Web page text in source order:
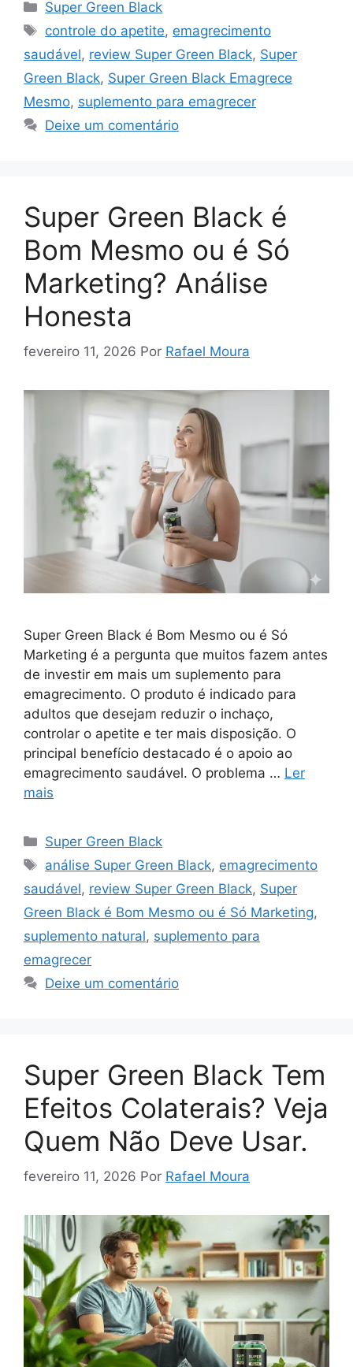
Categorias
Super Green Black
Tags
controle do apetite, emagrecimento
saudável, review Super Green Black, Super
Green Black, Super Green Black Emagrece
Mesmo, suplemento para emagrecer
Deixe um comentário
Super Green Black é
Bom Mesmo ou é Só
Marketing? Análise
Honesta
fevereiro 11, 2026 Por Rafael Moura
Super Green Black é Bom Mesmo ou é Só
Marketing é a pergunta que muitos fazem antes
de investir em mais um suplemento para
emagrecimento. O produto é indicado para
adultos que desejam reduzir o inchaço,
controlar o apetite e ter mais disposição. O
principal benefício destacado é o apoio ao
emagrecimento saudável. O problema … Ler
mais
Categorias
Super Green Black
Tags
análise Super Green Black, emagrecimento
saudável, review Super Green Black, Super
Green Black é Bom Mesmo ou é Só Marketing,
suplemento natural, suplemento para
emagrecer
Deixe um comentário
Super Green Black Tem
Efeitos Colaterais? Veja
Quem Não Deve Usar.
fevereiro 11, 2026 Por Rafael Moura